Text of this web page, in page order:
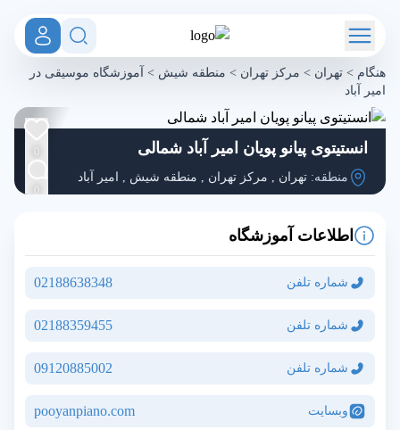
هنگام > تهران > مرکز تهران > منطقه شیش > آموزشگاه موسیقی در
امیر آباد
انستیتوی پیانو پویان امیر آباد شمالی
منطقه: تهران , مرکز تهران , منطقه شیش , امیر آباد
0
0
اطلاعات آموزشگاه
شماره تلفن 02188638348
شماره تلفن 02188359455
شماره تلفن 09120885002
وبسایت pooyanpiano.com